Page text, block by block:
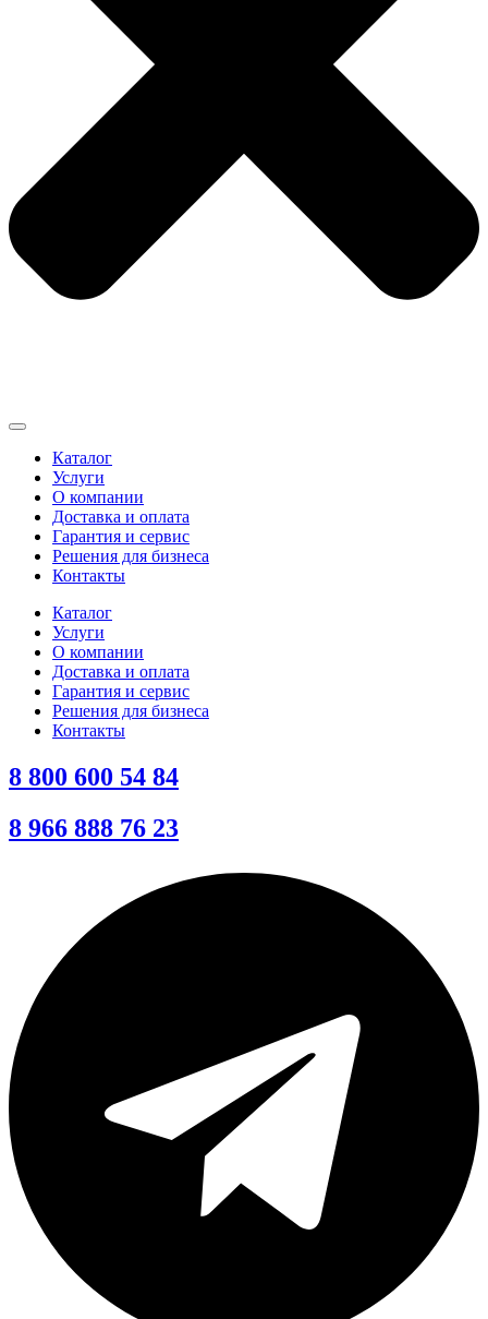
Каталог
Услуги
О компании
Доставка и оплата
Гарантия и сервис
Решения для бизнеса
Контакты
Каталог
Услуги
О компании
Доставка и оплата
Гарантия и сервис
Решения для бизнеса
Контакты
8 800 600 54 84
8 966 888 76 23